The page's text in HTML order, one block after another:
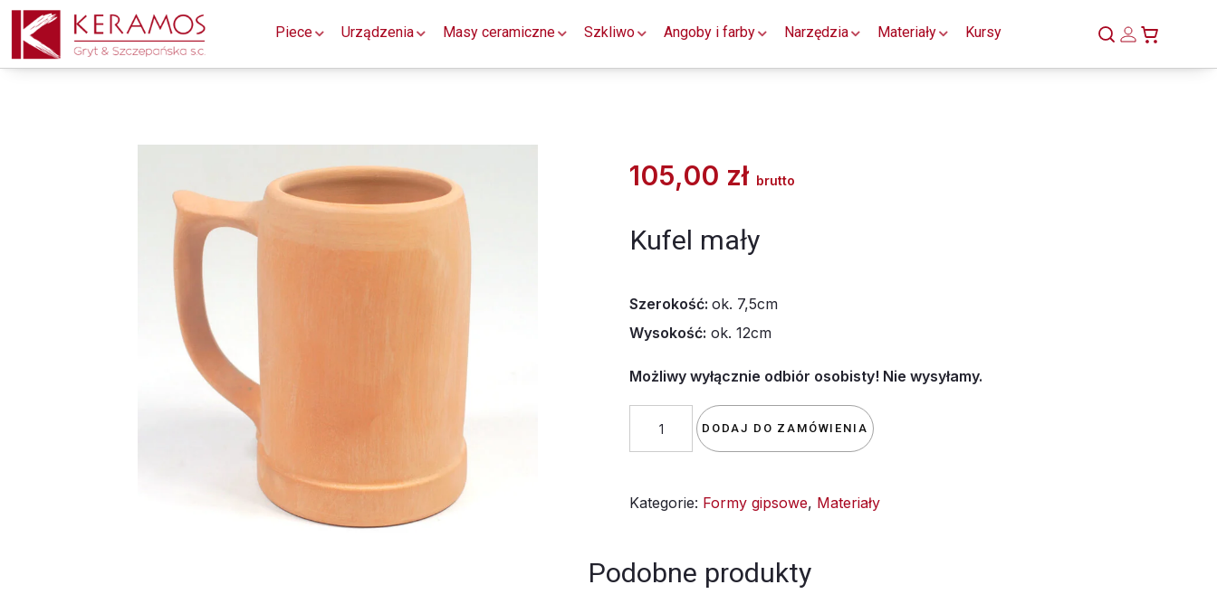
Piece Urządzenia Masy ceramiczne Szkliwo Angoby i farby Narzędzia Materiały Kursy
105,00 zł brutto
Kufel mały
Szerokość: ok. 7,5cm
Wysokość: ok. 12cm
Możliwy wyłącznie odbiór osobisty! Nie wysyłamy.
Kufel
DODAJ DO ZAMÓWIENIA
Kategorie: Formy gipsowe, Materiały
Podobne produkty